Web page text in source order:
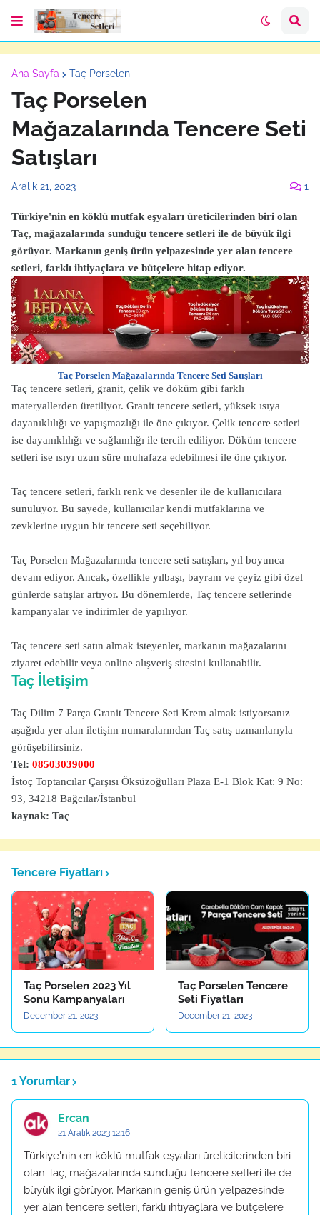
Ana Sayfa Taç Porselen
Taç Porselen
Mağazalarında Tencere Seti
Satışları
Aralık 21, 2023 1
Türkiye'nin en köklü mutfak eşyaları üreticilerinden biri olan
Taç, mağazalarında sunduğu tencere setleri ile de büyük ilgi
görüyor. Markanın geniş ürün yelpazesinde yer alan tencere
setleri, farklı ihtiyaçlara ve bütçelere hitap ediyor.
Taç Porselen Mağazalarında Tencere Seti Satışları
Taç tencere setleri, granit, çelik ve döküm gibi farklı
materyallerden üretiliyor. Granit tencere setleri, yüksek ısıya
dayanıklılığı ve yapışmazlığı ile öne çıkıyor. Çelik tencere setleri
ise dayanıklılığı ve sağlamlığı ile tercih ediliyor. Döküm tencere
setleri ise ısıyı uzun süre muhafaza edebilmesi ile öne çıkıyor.
Taç tencere setleri, farklı renk ve desenler ile de kullanıcılara
sunuluyor. Bu sayede, kullanıcılar kendi mutfaklarına ve
zevklerine uygun bir tencere seti seçebiliyor.
Taç Porselen Mağazalarında tencere seti satışları, yıl boyunca
devam ediyor. Ancak, özellikle yılbaşı, bayram ve çeyiz gibi özel
günlerde satışlar artıyor. Bu dönemlerde, Taç tencere setlerinde
kampanyalar ve indirimler de yapılıyor.
Taç tencere seti satın almak isteyenler, markanın mağazalarını
ziyaret edebilir veya online alışveriş sitesini kullanabilir.
Taç İletişim
Taç Dilim 7 Parça Granit Tencere Seti Krem almak istiyorsanız
aşağıda yer alan iletişim numaralarından Taç satış uzmanlarıyla
görüşebilirsiniz.
Tel: 08503039000
İstoç Toptancılar Çarşısı Öksüzoğulları Plaza E-1 Blok Kat: 9 No:
93, 34218 Bağcılar/İstanbul
kaynak: Taç
Tencere Fiyatları
Taç Porselen 2023 Yıl
Sonu Kampanyaları
December 21, 2023
Taç Porselen Tencere
Seti Fiyatları
December 21, 2023
1 Yorumlar
Ercan
21 Aralık 2023 12:16
Türkiye'nin en köklü mutfak eşyaları üreticilerinden biri
olan Taç, mağazalarında sunduğu tencere setleri ile de
büyük ilgi görüyor. Markanın geniş ürün yelpazesinde
yer alan tencere setleri, farklı ihtiyaçlara ve bütçelere